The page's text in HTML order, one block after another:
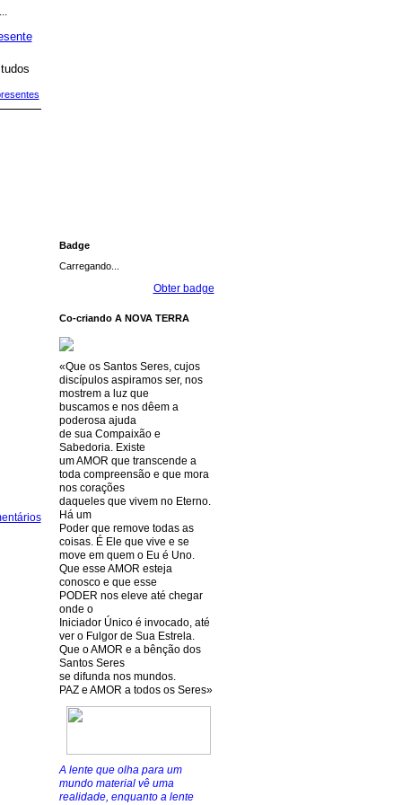
...
Badge
Carregando...
Obter badge
Co-criando A NOVA TERRA
«Que os Santos Seres, cujos
discípulos aspiramos ser, nos
mostrem a luz que
buscamos e nos dêem a
poderosa ajuda
de sua Compaixão e
Sabedoria. Existe
um AMOR que transcende a
toda compreensão e que mora
nos corações
daqueles que vivem no Eterno.
Há um
Poder que remove todas as
coisas. É Ele que vive e se
move em quem o Eu é Uno.
Que esse AMOR esteja
conosco e que esse
PODER nos eleve até chegar
onde o
Iniciador Único é invocado, até
ver o Fulgor de Sua Estrela.
Que o AMOR e a bênção dos
Santos Seres
se difunda nos mundos.
PAZ e AMOR a todos os Seres»
A lente que olha para um
mundo material vê uma
realidade, enquanto a lente